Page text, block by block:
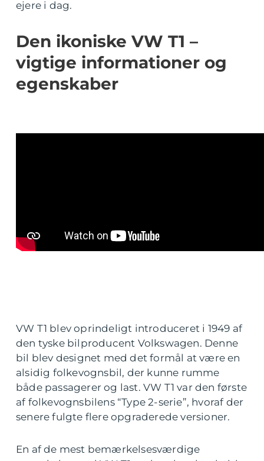
ejere i dag.
Den ikoniske VW T1 –
vigtige informationer og
egenskaber
VW T1 blev oprindeligt introduceret i 1949 af
den tyske bilproducent Volkswagen. Denne
bil blev designet med det formål at være en
alsidig folkevognsbil, der kunne rumme
både passagerer og last. VW T1 var den første
af folkevognsbilens “Type 2-serie”, hvoraf der
senere fulgte flere opgraderede versioner.
En af de mest bemærkelsesværdige